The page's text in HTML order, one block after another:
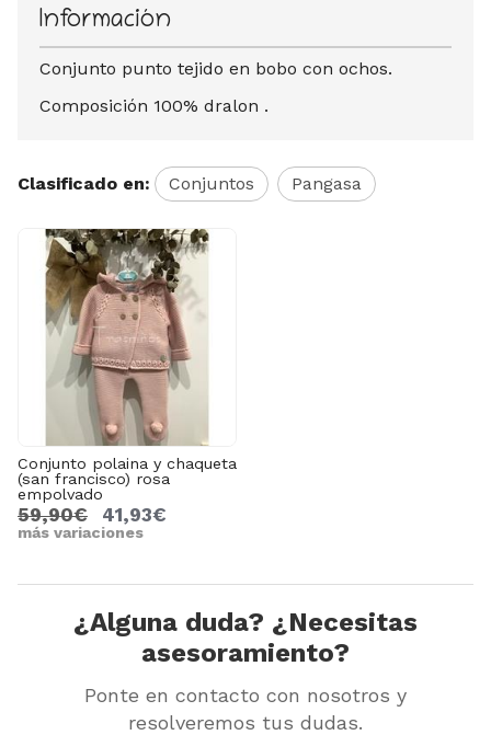
Información
Conjunto punto tejido en bobo con ochos.
Composición 100% dralon .
Clasificado en: Conjuntos Pangasa
Conjunto polaina y chaqueta
(san francisco) rosa
empolvado
59,90€ 41,93€
más variaciones
¿Alguna duda? ¿Necesitas
asesoramiento?
Ponte en contacto con nosotros y
resolveremos tus dudas.